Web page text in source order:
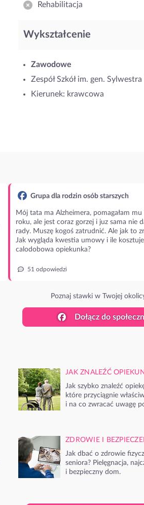
Rehabilitacja
Wykształcenie
Zawodowe
Zespół Szkół im. gen.
Kierunek: krawcowa
Grupa dla rodzin osób starszych
Mój tata ma Alzheimera, pomagałam mu
roku, ale jest coraz gorzej i juz sama nie
rady. Muszę kogoś zatrudnić. Ale jak to
Jak wygląda kwestia umowy i ile
calodobowa opiekunka?
51 odpowiedzi
Poznaj stawki w Twojej
Dołącz do
JAK ZNALEŹĆ
Jak szybko znaleźć
które przyciągnie
i na co zwracać uwagę
ZDROWIE I
Jak dbać o zdrowie
seniora? Pielęgnacja,
i bezpieczny dom.